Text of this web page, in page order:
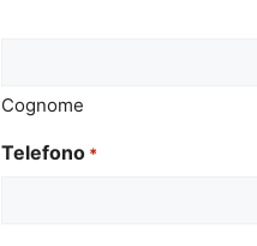
Cognome
Telefono *